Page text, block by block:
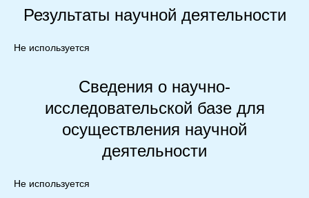
Результаты научной деятельности
Не используется
Сведения о научно-
исследовательской базе для
осуществления научной
деятельности
Не используется